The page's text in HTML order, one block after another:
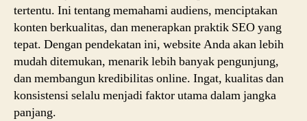
tertentu. Ini tentang memahami audiens, menciptakan
konten berkualitas, dan menerapkan praktik SEO yang
tepat. Dengan pendekatan ini, website Anda akan lebih
mudah ditemukan, menarik lebih banyak pengunjung,
dan membangun kredibilitas online. Ingat, kualitas dan
konsistensi selalu menjadi faktor utama dalam jangka
panjang.